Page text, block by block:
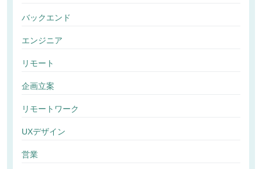
バックエンド
エンジニア
リモート
企画立案
リモートワーク
UXデザイン
営業